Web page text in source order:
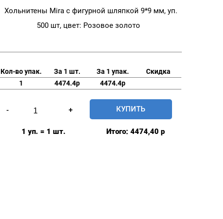
Хольнитены Mira с фигурной шляпкой 9*9 мм, уп.
500 шт, цвет: Розовое золото
Кол-во упак. За 1 шт. За 1 упак.
Скидка
1
4474.4р 4474.4р
-
товара
Хольнитены
+ КУПИТЬ
1 уп. = 1 шт. Итого: 4474,40 р